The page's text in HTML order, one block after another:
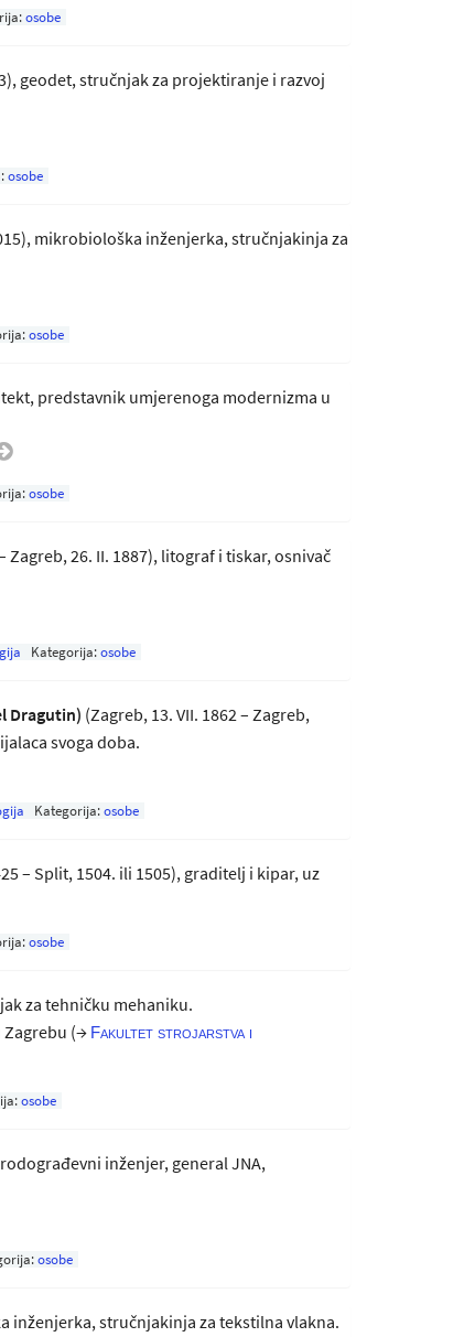
osobe
geodet, stručnjak za projektiranje i razvoj
osobe
mikrobiološka inženjerka, stručnjakinja za
osobe
predstavnik umjerenoga modernizma u
osobe
Zagreb, 26. II. 1887), litograf i tiskar, osnivač
Kategorija:osobe
Dragutin) (Zagreb, 13. VII. 1862 – Zagreb,
svoga doba.
Kategorija:osobe
– Split, 1504. ili 1505), graditelj i kipar, uz
osobe
za tehničku mehaniku.
(→ Fakultet strojarstva i
osobe
inženjer, general JNA,
osobe
inženjerka, stručnjakinja za tekstilna vlakna.